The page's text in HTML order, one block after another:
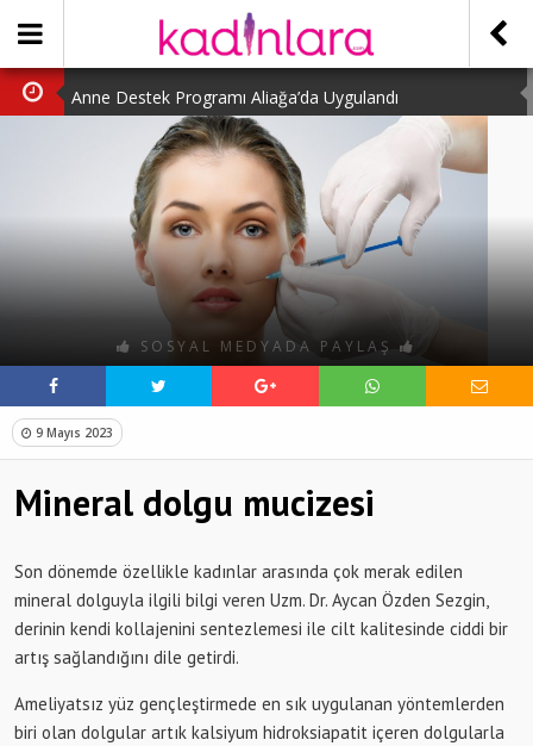
Anne Destek Programı Aliağa’da Uygulandı
Türk Halk Oyunları Topluluğu Büyüledi
Kübra Kuş “Kadınlar Sporda Öncü ve Güçlü”
Çocuklara Özel Kaplumbağa Etkinliği
Kübra Engellilere Umut Oluyor
SOSYAL MEDYADA PAYLAŞ
9 Mayıs 2023
Mineral dolgu mucizesi
Son dönemde özellikle kadınlar arasında çok merak edilen
mineral dolguyla ilgili bilgi veren Uzm. Dr. Aycan Özden Sezgin,
derinin kendi kollajenini sentezlemesi ile cilt kalitesinde ciddi bir
artış sağlandığını dile getirdi.
Ameliyatsız yüz gençleştirmede en sık uygulanan yöntemlerden
biri olan dolgular artık kalsiyum hidroksiapatit içeren dolgularla